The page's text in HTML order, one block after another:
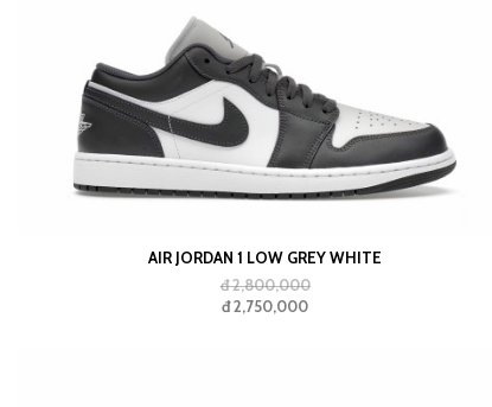
AIR JORDAN 1 LOW GREY WHITE
đ 2,800,000
đ 2,750,000